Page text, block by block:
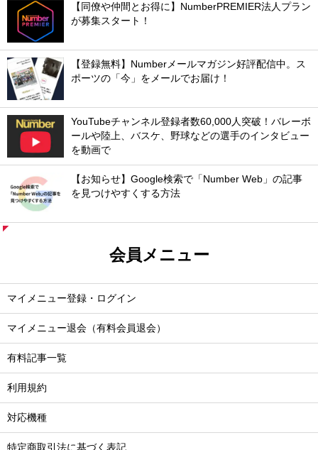
【同僚や仲間とお得に】NumberPREMIER法人プラン
が募集スタート！
【登録無料】Numberメールマガジン好評配信中。ス
ポーツの「今」をメールでお届け！
YouTubeチャンネル登録者数60,000人突破！バレーボ
ールや陸上、バスケ、野球などの選手のインタビュー
を動画で
【お知らせ】Google検索で「Number Web」の記事
を見つけやすくする方法
会員メニュー
マイメニュー登録・ログイン
マイメニュー退会（有料会員退会）
有料記事一覧
利用規約
対応機種
特定商取引法に基づく表記